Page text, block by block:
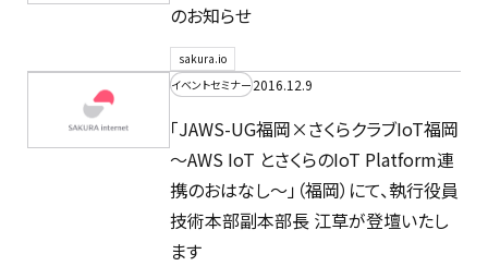
のお知らせ
sakura.io
イベントセミナー2016.12.9
「JAWS-UG福岡×さくらクラブIoT福岡
～AWS IoT とさくらのIoT Platform連
携のおはなし～」（福岡）にて、執行役員
技術本部副本部長 江草が登壇いたし
ます